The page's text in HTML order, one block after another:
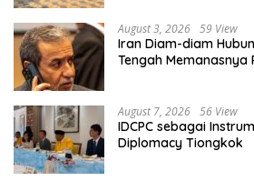
August 3, 2026 59 View
Iran Diam-diam
Tengah Memanasnya
August 7, 2026 56 View
IDCPC sebagai
Diplomacy Tiongkok